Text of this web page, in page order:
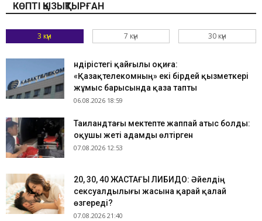
КӨПТІ ҚЫЗЫҚТЫРҒАН
3 күн 7 күн 30 күн
Өндірістегі қайғылы оқиға:
«Қазақтелекомның» екі бірдей қызметкері
жұмыс барысында қаза тапты
06.08.2026 18:59
Таиландтағы мектепте жаппай атыс болды:
оқушы жеті адамды өлтірген
07.08.2026 12:53
​20, 30, 40 ЖАСТАҒЫ ЛИБИДО: Әйелдің
сексуалдылығы жасына қарай қалай
өзгереді?
07.08.2026 21:40